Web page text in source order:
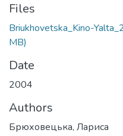
Files
Briukhovetska_Kino-
MB)
Date
2004
Authors
Брюховецька, Лариса